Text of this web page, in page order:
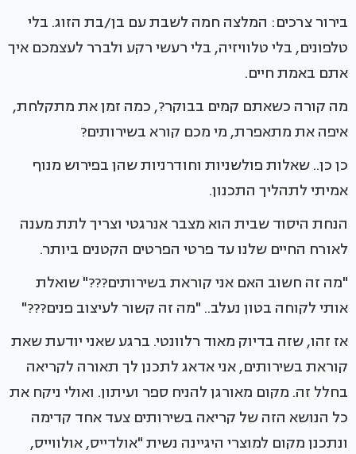
בירור צרכים: המלצה חמה לשבת עם בן/בת הזוג. בלי
טלפונים, בלי טלוויזיה, בלי רעשי רקע ולברר לעצמכם איך
אתם באמת חיים.
מה קורה כשאתם קמים בבוקר?, כמה זמן את מתקלחת,
איפה את מתאפרת, מי מכם קורא בשירותים?
כן כן.. שאלות פולשניות וחודרניות שהן בפירוש מנוף
אמיתי לתהליך התכנון.
הנחת היסוד שבית הוא מצבר אנרגטי וצריך לתת מענה
לאורח החיים שלנו עד פרטי הפרטים הקטנים ביותר.
"מה זה חשוב האם אני קוראת בשירותים???" שואלת
אותי לקוחה בטון נעלב.. "מה זה קשור לעיצוב פנים???"
אז זהו, שזה בדיוק מאוד רלוונטי. ברגע שאני יודעת שאת
קוראת בשירותים, אני אדאג לתכנן לך תאורה לקריאה
בחלל זה. מקום מאורגן להניח ספר ועיתון. ואולי ניקח את
כל הנושא הזה של קריאה בשירותים צעד אחד קדימה
ונתכנן מקום למוצרי היגיינה נשית "אולדייס, אולווייס,